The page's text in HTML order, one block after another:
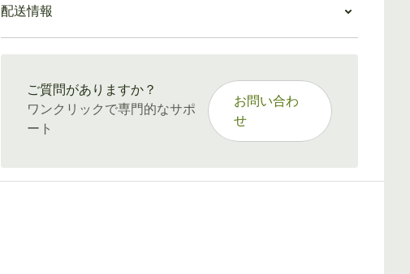
配送情報
ご質問がありますか？
ワンクリックで専門的なサポ
ート
お問い合わ
せ